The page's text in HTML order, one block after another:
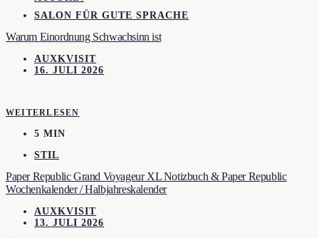
SALON FÜR GUTE SPRACHE
Warum Einordnung Schwachsinn ist
AUXKVISIT
16. JULI 2026
WEITERLESEN
5 MIN
STIL
Paper Republic Grand Voyageur XL Notizbuch & Paper Republic
Wochenkalender / Halbjahreskalender
AUXKVISIT
13. JULI 2026